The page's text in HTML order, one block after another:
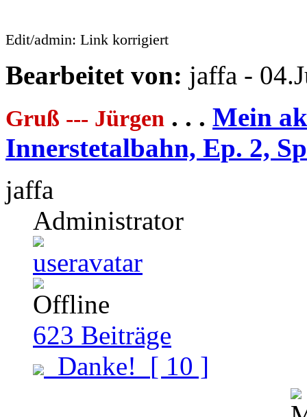
Edit/admin: Link korrigiert
Bearbeitet von: jaffa -
Gruß --- Jürgen . . . Mein
Innerstetalbahn, Ep. 2,
jaffa
Administrator
623 Beiträge
Danke! [ 10 ]